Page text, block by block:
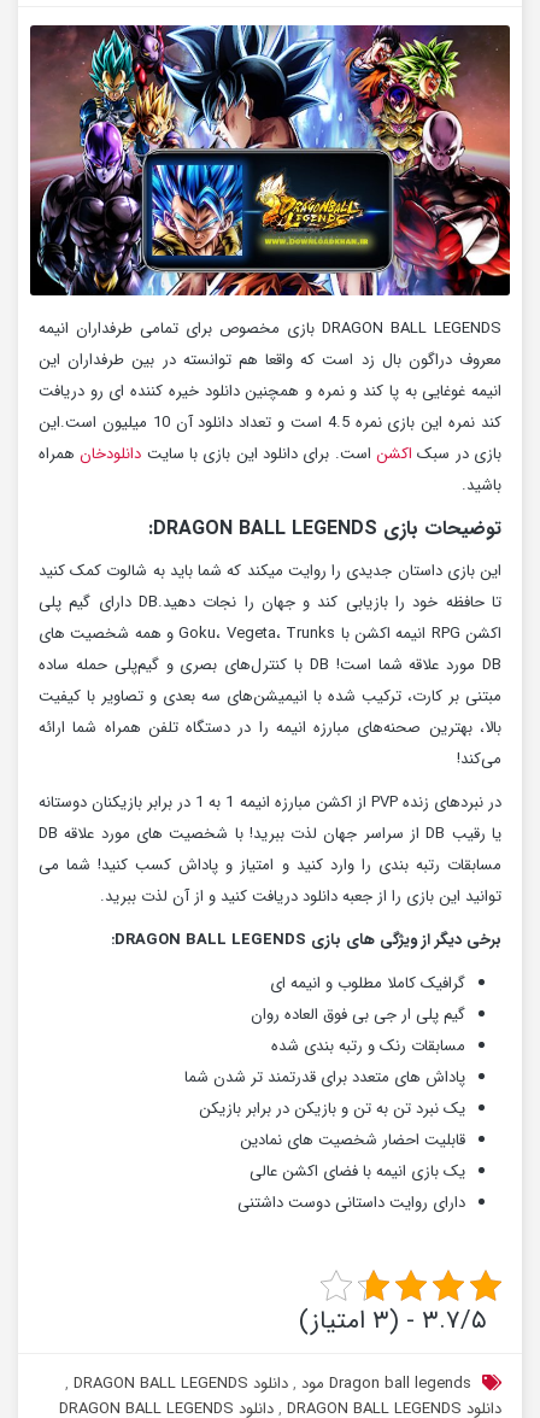
DRAGON BALL LEGENDS بازی مخصوص برای تمامی طرفداران انیمه
معروف دراگون بال زد است که واقعا هم توانسته در بین طرفداران این
انیمه غوغایی به پا کند و نمره و همچنین دانلود خیره کننده ای رو دریافت
کند نمره این بازی نمره 4.5 است و تعداد دانلود آن 10 میلیون است.این
بازی در سبک اکشناست. برای دانلود این بازی با سایت دانلودخانهمراه
باشید.
توضیحات بازی DRAGON BALL LEGENDS:
این بازی داستان جدیدی را روایت میکند که شما باید به شالوت کمک کنید
تا حافظه خود را بازیابی کند و جهان را نجات دهید.DB دارای گیم پلی
اکشن RPG انیمه اکشن با Goku، Vegeta، Trunks و همه شخصیت های
DB مورد علاقه شما است! DB با کنترل‌های بصری و گیم‌پلی حمله ساده
مبتنی بر کارت، ترکیب شده با انیمیشن‌های سه بعدی و تصاویر با کیفیت
بالا، بهترین صحنه‌های مبارزه انیمه را در دستگاه تلفن همراه شما ارائه
می‌کند!
در نبردهای زنده PVP از اکشن مبارزه انیمه 1 به 1 در برابر بازیکنان دوستانه
یا رقیب DB از سراسر جهان لذت ببرید! با شخصیت های مورد علاقه DB
مسابقات رتبه بندی را وارد کنید و امتیاز و پاداش کسب کنید! شما می
توانید این بازی را از جعبه دانلود دریافت کنید و از آن لذت ببرید.
برخی دیگر از ویژگی های بازی DRAGON BALL LEGENDS:
گرافیک کاملا مطلوب و انیمه ای
گیم پلی ار جی بی فوق العاده روان
مسابقات رنک و رتبه بندی شده
پاداش های متعدد برای قدرتمند تر شدن شما
یک نبرد تن به تن و بازیکن در برابر بازیکن
قابلیت احضار شخصیت های نمادین
یک بازی انیمه با فضای اکشن عالی
دارای روایت داستانی دوست داشتنی
۳.۷/۵ - (۳ امتیاز)
Dragon ball legends مود ,دانلود DRAGON BALL LEGENDS‏
,
دانلود DRAGON BALL LEGENDS
, دانلود DRAGON BALL LEGENDS